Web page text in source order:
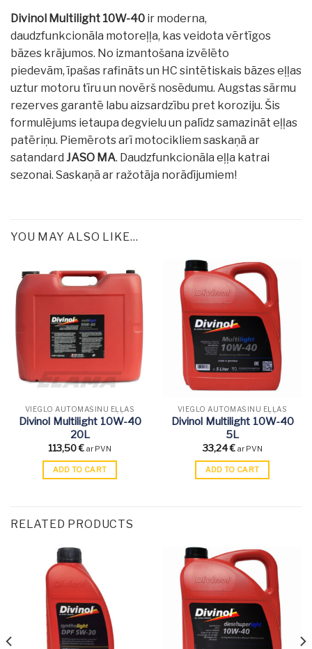
Divinol Multilight 10W-40 ir moderna,
daudzfunkcionāla motoreļļa, kas veidota vērtīgos
bāzes krājumos. No izmantošana izvēlēto
piedevām,īpašas rafināts un HC sintētiskais bāzes eļļas
uztur motoru tīru un novērš nosēdumu. Augstas sārmu
rezerves garantē labu aizsardzību pret koroziju. Šis
formulējums ietaupa degvielu un palīdz samazināt eļļas
patēriņu. Piemērots arī motocikliem saskaņā ar
satandard JASO MA. Daudzfunkcionāla eļļa katrai
sezonai. Saskaņā ar ražotāja norādījumiem!
YOU MAY ALSO LIKE…
VIEGLO AUTOMAŠĪNU EĻĻAS
Divinol Multilight 10W-40
20L
113,50€ ar PVN
ADD TO CART
VIEGLO AUTOMAŠĪNU EĻĻAS
Divinol Multilight 10W-40
5L
33,24€ ar PVN
ADD TO CART
RELATED PRODUCTS